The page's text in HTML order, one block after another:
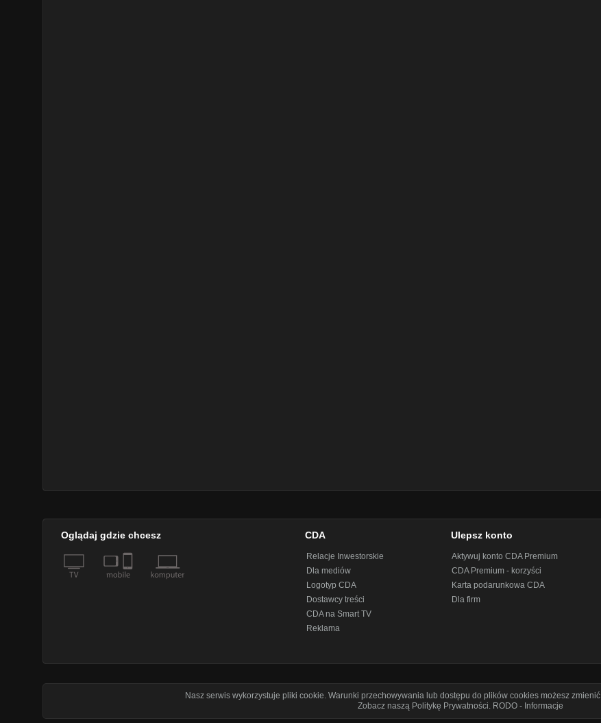
Oglądaj gdzie chcesz CDA
Relacje Inwestorskie
Dla mediów
Logotyp CDA
Dostawcy treści
CDA na Smart TV
Reklama
Ulepsz konto
Aktywuj konto CDA Premium
CDA Premium - korzyści
Karta podarunkowa CDA
Dla firm
Nasz serwis wykorzystuje pliki cookie. Warunki przechowywania lub dostępu do plików cookies możesz
Zobacz naszą Politykę Prywatności. RODO - Informacje